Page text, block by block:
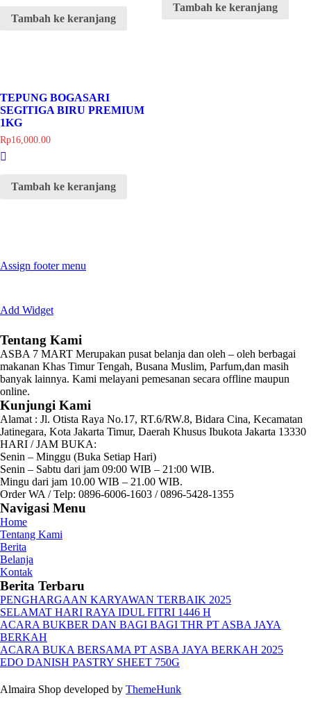
Tambah ke keranjang
Tambah ke keranjang
TEPUNG BOGASARI
SEGITIGA BIRU PREMIUM
1KG
Rp16,000.00
Tambah ke keranjang
Assign footer menu
Add Widget
Tentang Kami
ASBA 7 MART Merupakan pusat belanja dan oleh – oleh berbagai
makanan Khas Timur Tengah, Busana Muslim, Parfum,dan masih
banyak lainnya. Kami melayani pemesanan secara offline maupun
online.
Kunjungi Kami
Alamat : Jl. Otista Raya No.17, RT.6/RW.8, Bidara Cina, Kecamatan
Jatinegara, Kota Jakarta Timur, Daerah Khusus Ibukota Jakarta 13330
HARI / JAM BUKA:
Senin – Minggu (Buka Setiap Hari)
Senin – Sabtu dari jam 09:00 WIB – 21:00 WIB.
Mingu dari jam 10.00 WIB – 21.00 WIB.
Order WA / Telp: 0896-6006-1603 / 0896-5428-1355
Navigasi Menu
Home
Tentang Kami
Berita
Belanja
Kontak
Berita Terbaru
PENGHARGAAN KARYAWAN TERBAIK 2025
SELAMAT HARI RAYA IDUL FITRI 1446 H
ACARA BUKBER DAN BAGI BAGI THR PT ASBA JAYA
BERKAH
ACARA BUKA BERSAMA PT ASBA JAYA BERKAH 2025
EDO DANISH PASTRY SHEET 750G
Almaira Shop developed by ThemeHunk